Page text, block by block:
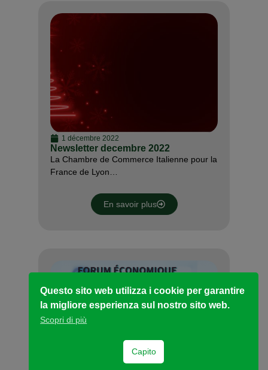
1 décembre 2022
Newsletter decembre 2022
La Chambre de Commerce Italienne pour la
France de Lyon…
En savoir plus
Questo sito web utilizza i cookie per garantire
la migliore esperienza sul nostro sito web.
Scopri di più
Capito